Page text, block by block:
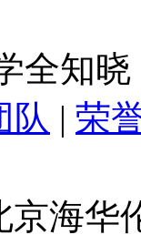
全知晓
队 | 荣
京海